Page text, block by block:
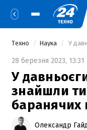
Техно Наука
28 березня 2023, 13:31
У
знайшли
баранячих
Олександр